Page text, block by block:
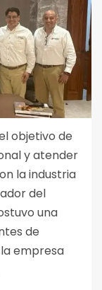
objetivo de
y atender
la industria
del
una
de
empresa